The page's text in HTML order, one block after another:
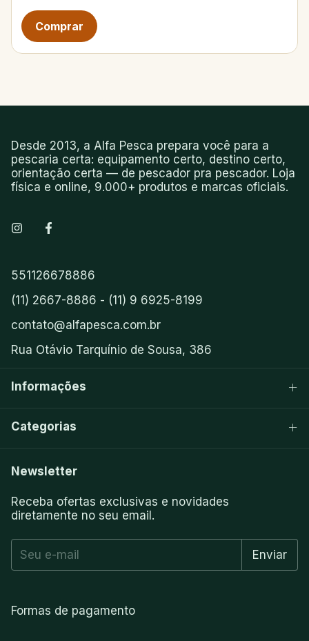
Desde 2013, a Alfa Pesca prepara você para a
pescaria certa: equipamento certo, destino certo,
orientação certa — de pescador pra pescador. Loja
física e online, 9.000+ produtos e marcas oficiais.
551126678886
(11) 2667-8886 - (11) 9 6925-8199
contato@alfapesca.com.br
Rua Otávio Tarquínio de Sousa, 386
Informações
Categorias
Newsletter
Receba ofertas exclusivas e novidades
diretamente no seu email.
Formas de pagamento